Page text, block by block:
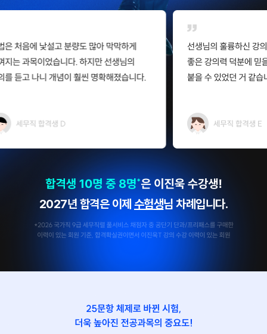
2027년 합격은 이제 수험생님 차례입니다.